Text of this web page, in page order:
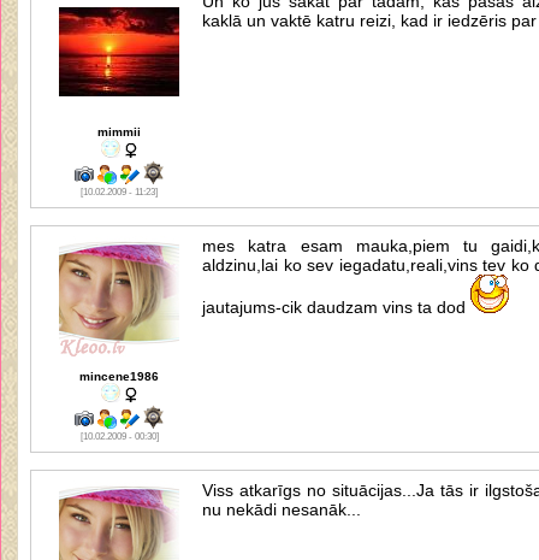
mimmii
[10.02.2009 - 11:23]
kaklā un vaktē katru reizi, kad ir iedzēris
mincene1986
[10.02.2009 - 00:30]
mes katra esam mauka,piem tu
aldzinu,lai ko sev iegadatu,reali,vins tev ko
jautajums-cik daudzam vins ta dod
Viss atkarīgs no situācijas...Ja tās ir
nu nekādi nesanāk...